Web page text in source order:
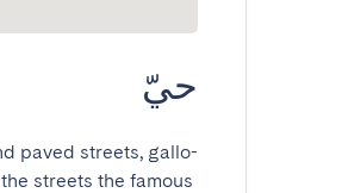
حيّ
paved streets, gallo-
streets the famous